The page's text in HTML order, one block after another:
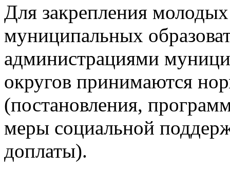
Для закрепления
муниципальных
администрациями
округов принимаются
(постановления,
меры социальной
доплаты).